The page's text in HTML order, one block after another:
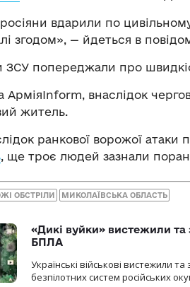
вдарили по цивільному
згодом», — йдеться в
ЗСУ попереджали про
АрміяInform, внаслідок
житель.
ранкової ворожої атаки
, ще троє людей зазнали
ОБСТРІЛИ МИКОЛАЇВСЬКА ОБЛАСТЬ
«Дикі вуйки» вистежили
БПЛА
Українські військові вистежили
безпілотних систем російських